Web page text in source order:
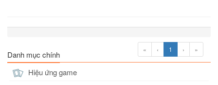
« ‹ 1 › »
Danh mục chính
Hiệu ứng game